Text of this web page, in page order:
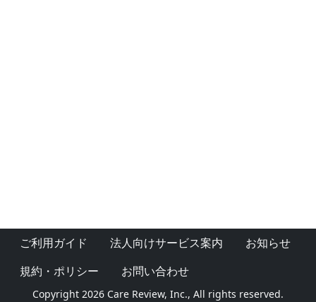
ご利用ガイド 法人向けサービス案内
お知らせ
規約・ポリシー
お問い合わせ
Copyright 2026 Care Review, Inc., All rights reserved.